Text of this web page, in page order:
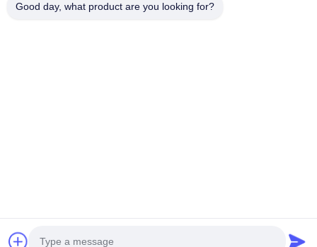
Good day, what product are you looking for?